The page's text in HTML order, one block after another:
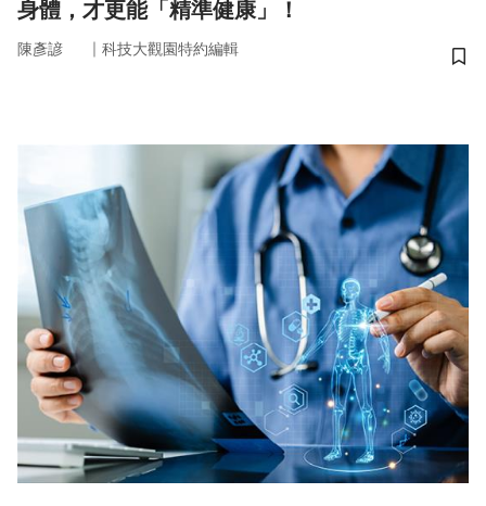
身體，才更能「精準健康」！
陳彥諺 ｜ 科技大觀園特約編輯
儲